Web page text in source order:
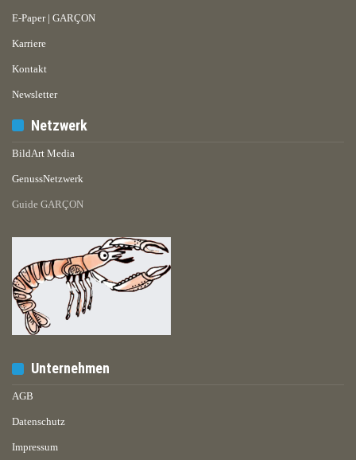
E-Paper | GARÇON
Karriere
Kontakt
Newsletter
Netzwerk
BildArt Media
GenussNetzwerk
Guide GARÇON
Unternehmen
AGB
Datenschutz
Impressum